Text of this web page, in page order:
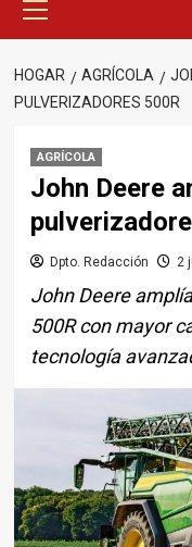
principal
HOGAR AGRÍCOLA
PULVERIZADORES 500R
AGRÍCOLA
John Deere
Dpto. Redacción 2
John Deere
500R con mayor
tecnología